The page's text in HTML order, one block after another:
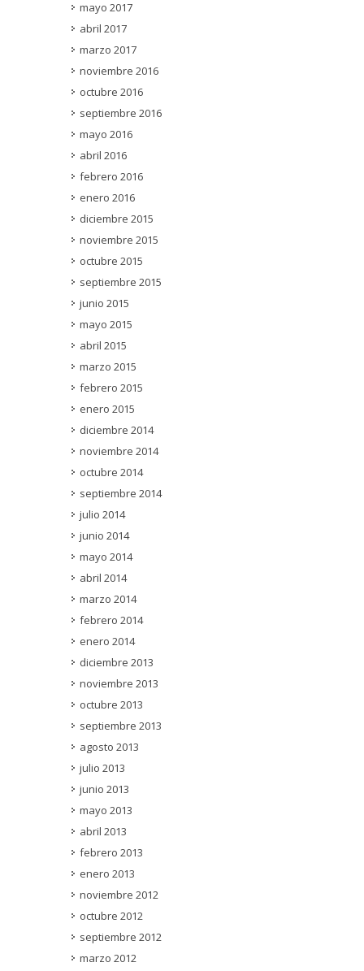
mayo 2017
abril 2017
marzo 2017
noviembre 2016
octubre 2016
septiembre 2016
mayo 2016
abril 2016
febrero 2016
enero 2016
diciembre 2015
noviembre 2015
octubre 2015
septiembre 2015
junio 2015
mayo 2015
abril 2015
marzo 2015
febrero 2015
enero 2015
diciembre 2014
noviembre 2014
octubre 2014
septiembre 2014
julio 2014
junio 2014
mayo 2014
abril 2014
marzo 2014
febrero 2014
enero 2014
diciembre 2013
noviembre 2013
octubre 2013
septiembre 2013
agosto 2013
julio 2013
junio 2013
mayo 2013
abril 2013
febrero 2013
enero 2013
noviembre 2012
octubre 2012
septiembre 2012
marzo 2012